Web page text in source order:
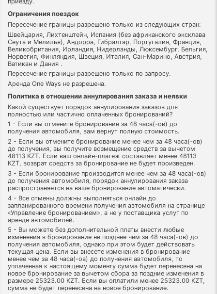
Ограничения поездок
Пересечение границы разрешено только из следующих стран:
Швейцария, Лихтенштейн, Испания (без африканского эксклава
Сеута и Мелилья), Андорра, Гибралтар, Португалия, Франция,
Великобритания, Ирландия, Нидерланды, Люксембург, Бельгия,
Норвегия, Финляндия, Швеция, Италия, Сан-Марино, Австрия,
Ватикан и Дания .
Пересечение границы разрешено только по запросу.
Аренда One Ways не разрешена.
Политика в отношении аннулирования заказа и неявки
Какой существует порядок аннулирования заказов для
полностью или частично оплаченных бронирований?
1 - Если вы отмените бронирование за 48 часа(-ов) до
получения автомобиля, вам вернут полную стоимость.
2 - Если вы отмените бронирование менее чем за 48 часа(-ов)
до получения, вы получите возмещение средств за вычетом
48113 KZT. Если ваш онлайн-платеж составляет менее 48113
KZT, возврат средств за бронирование не будет произведен.
3 - Если бронирование производится менее чем за 48 часа(-ов)
до получения автомобиля, порядок аннулирования заказа
распространяется на ваше бронирование автоматически.
4 - Все отмены должны выполняться онлайн до
запланированного времени получения автомобиля на странице
«Управление бронированием», а не у поставщика услуг по
аренде автомобилей.
5 - Вы можете без дополнительной платы внести любые
изменения в бронирование не позднее чем за 48 часа(-ов) до
получения автомобиля, однако при этом будет действовать
текущая цена. Если вы внесете изменения в бронирование
менее чем за 48 часа(-ов) до получения автомобиля, то
уплаченная к настоящему моменту сумма будет перенесена на
новое бронирование за вычетом сбора за поздние изменения в
размере 25323.00 KZT. Если вы оплатили менее 25323.00 KZT,
сумма не будет перенесена на новое бронирование.